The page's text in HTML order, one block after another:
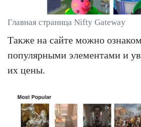
Главная страница Nifty Gateway
Также на сайте можно
популярными элементами и
их цены.